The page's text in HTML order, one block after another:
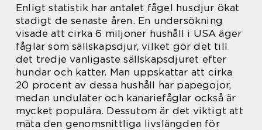
Enligt statistik har antalet fågel husdjur ökat
stadigt de senaste åren. En undersökning
visade att cirka 6 miljoner hushåll i USA äger
fåglar som sällskapsdjur, vilket gör det till
det tredje vanligaste sällskapsdjuret efter
hundar och katter. Man uppskattar att cirka
20 procent av dessa hushåll har papegojor,
medan undulater och kanariefåglar också är
mycket populära. Dessutom är det viktigt att
mäta den genomsnittliga livslängden för